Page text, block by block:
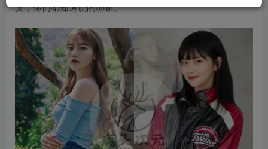
义，你们都知道说的哪家。